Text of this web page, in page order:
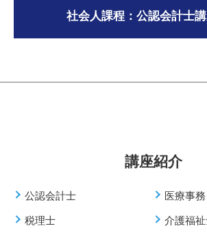
社会人課程：公認会計士
講座紹介
公認会計士
医療事務
税理士
介護福